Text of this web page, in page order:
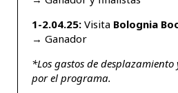
1-2.04.25: Visita Bolognia
→ Ganador
*Los gastos de
por el programa.